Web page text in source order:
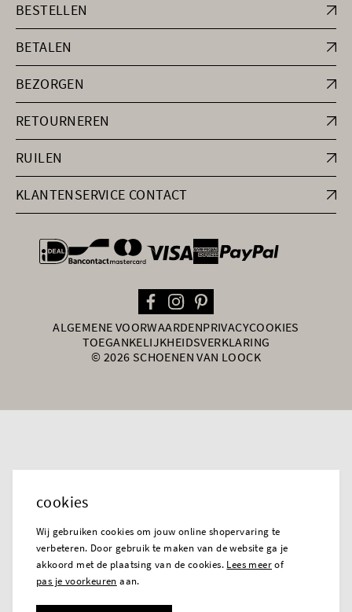
BESTELLEN
BETALEN
BEZORGEN
RETOURNEREN
RUILEN
KLANTENSERVICE CONTACT
general.paymentOptions
ALGEMENE VOORWAARDENPRIVACYCOOKIES
TOEGANKELIJKHEIDSVERKLARING
© 2026 SCHOENEN VAN LOOCK
cookies
Wij gebruiken cookies om jouw online shopervaring te
verbeteren. Door gebruik te maken van de website ga je
akkoord met de plaatsing van de cookies. Lees meerof
pas je voorkeuren aan.